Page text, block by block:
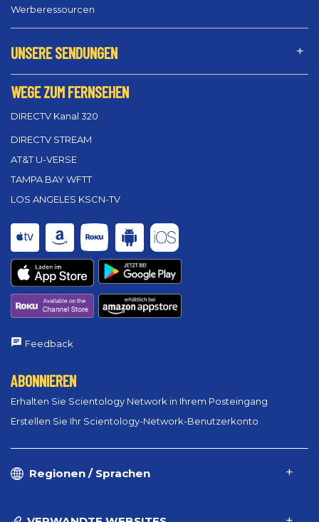
Werberessourcen
UNSERE SENDUNGEN
WEGE ZUM FERNSEHEN
DIRECTV Kanal 320
DIRECTV STREAM
AT&T U-VERSE
TAMPA BAY WFTT
LOS ANGELES KSCN-TV
Feedback
ABONNIEREN
Erhalten Sie Scientology Network in Ihrem Posteingang
Erstellen Sie Ihr Scientology-Network-Benutzerkonto
Regionen / Sprachen